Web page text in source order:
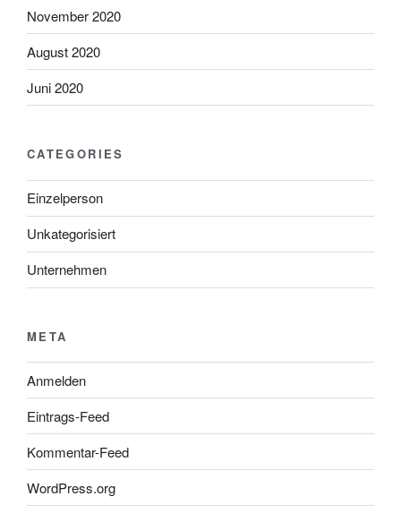
November 2020
August 2020
Juni 2020
CATEGORIES
Einzelperson
Unkategorisiert
Unternehmen
META
Anmelden
Eintrags-Feed
Kommentar-Feed
WordPress.org